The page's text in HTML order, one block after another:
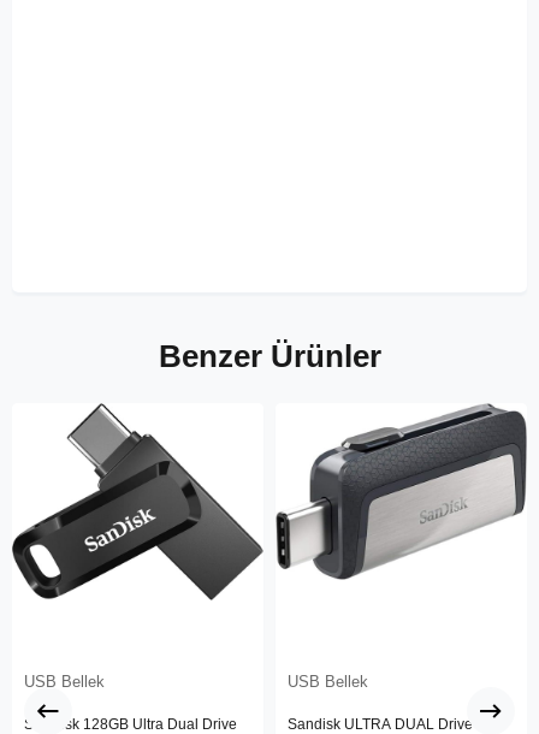
Benzer Ürünler
USB Bellek
SanDisk 128GB Ultra Dual Drive
USB Bellek
Sandisk ULTRA DUAL Drive